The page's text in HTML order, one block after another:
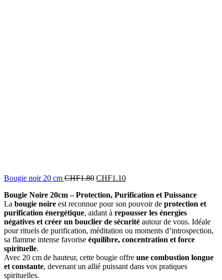
Bougie noir 20 cm CHF1.80 CHF1.10
Bougie Noire 20cm – Protection, Purification et Puissance
La bougie noire est reconnue pour son pouvoir de protection et
purification énergétique, aidant à repousser les énergies
négatives et créer un bouclier de sécurité autour de vous. Idéale
pour rituels de purification, méditation ou moments d’introspection,
sa flamme intense favorise équilibre, concentration et force
spirituelle.
Avec 20 cm de hauteur, cette bougie offre une combustion longue
et constante, devenant un allié puissant dans vos pratiques
spirituelles.